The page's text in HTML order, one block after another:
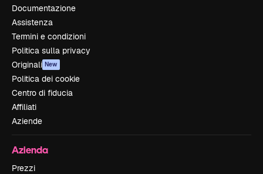
Documentazione
Assistenza
Termini e condizioni
Politica sulla privacy
Originali New
Politica dei cookie
Centro di fiducia
Affiliati
Aziende
Azienda
Prezzi